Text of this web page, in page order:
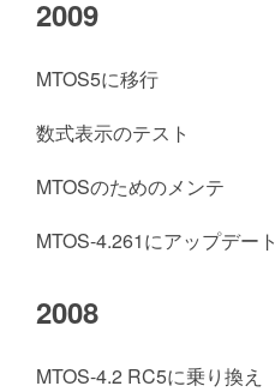
2009
MTOS5に移行
数式表示のテスト
MTOSのためのメンテ
MTOS-4.261にアップデート
2008
MTOS-4.2 RC5に乗り換え